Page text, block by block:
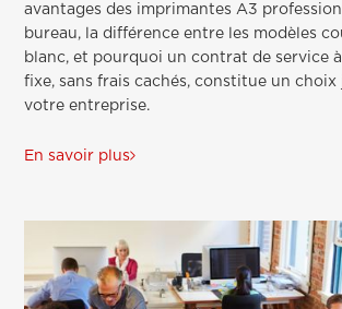
avantages des imprimantes A3
bureau, la différence entre les modèles
blanc, et pourquoi un contrat de service
fixe, sans frais cachés, constitue un
votre entreprise.
En savoir plus